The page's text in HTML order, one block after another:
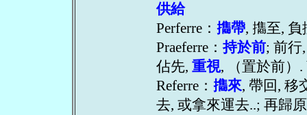
供給
Perferre： 㩦帶, 㩦至,
Praeferre：持於前; 前行
佔先, 重視, （置於前）.
Referre： 㩦來, 帶回, 移
去, 或拿來運去..; 再歸